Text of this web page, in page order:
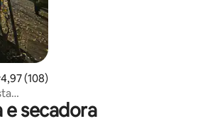
de uma avaliação média de 5, 108
4,97 (108)
secadora